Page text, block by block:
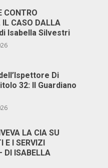
CONTRO
IL CASO DALLA
di Isabella Silvestri
Di
32: Il Guardiano
LA CIA SU
E I SERVIZI
DI ISABELLA